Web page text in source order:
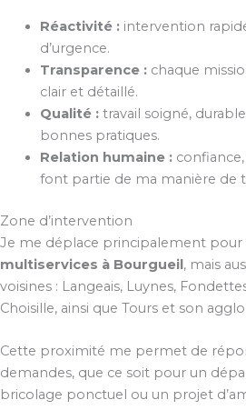
Réactivité :intervention
d’urgence.
Transparence :chaque
clair et détaillé.
Qualité :travail soigné,
bonnes pratiques.
Relation humaine :
font partie de ma manière de
Zone d’intervention
Je me déplace principalement pour
multiservices à Bourgueil, mais
voisines : Langeais, Luynes,
Choisille, ainsi que Tours et son
Cette proximité me permet de
demandes, que ce soit pour un
bricolage ponctuel ou un projet